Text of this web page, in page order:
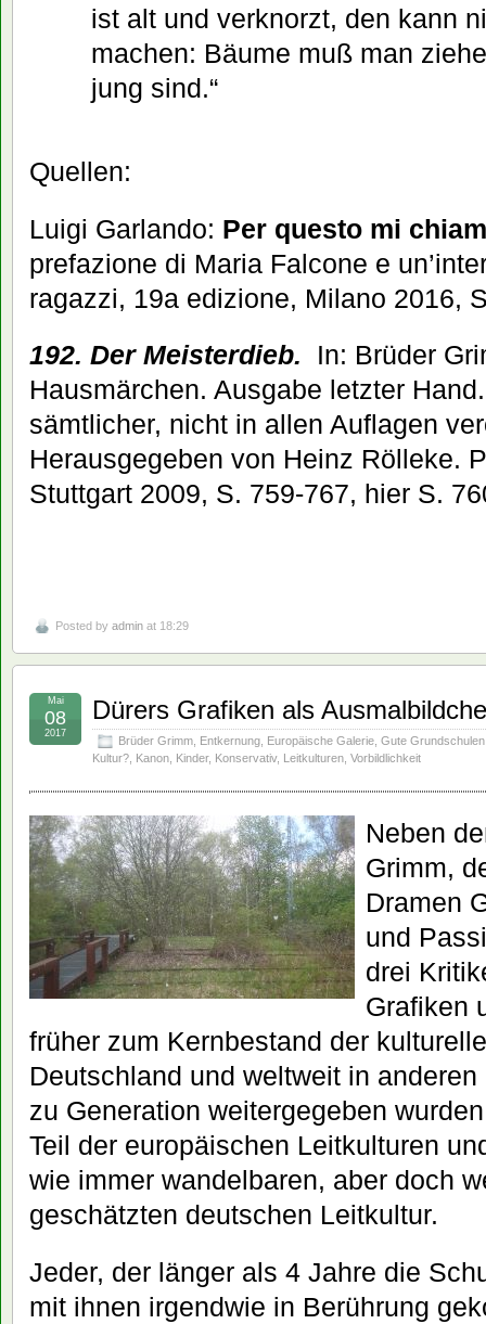
ist alt und verknorzt, den kann
machen: Bäume muß man
jung sind.“
Quellen:
Luigi Garlando: Per questo mi
prefazione di Maria Falcone e
ragazzi, 19a edizione, Milano 2016,
192. Der Meisterdieb.
In: Brüder
Hausmärchen. Ausgabe letzter
sämtlicher, nicht in allen Auflagen
Herausgegeben von Heinz Rölleke.
Stuttgart 2009, S. 759-767, hier S.
Posted by admin at 18:29
Dürers Grafiken als
Brüder Grimm Entkernung Europäische Galerie Gute Grundschulen
Kultur? Kanon Kinder, Konservativ, Leitkulturen Vorbildlichkeit
Mai
08
2017
Neben
Grimm,
Dramen
und
drei
Grafiken
früher zum Kernbestand der
Deutschland und weltweit in
zu Generation weitergegeben
Teil der europäischen Leitkulturen
wie immer wandelbaren, aber doch
geschätzten deutschen Leitkultur.
Jeder, der länger als 4 Jahre die
mit ihnen irgendwie in Berührung